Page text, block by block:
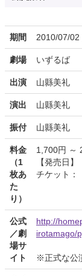
期間 2010/07/02
劇場 いずるば
出演 山縣美礼
演出 山縣美礼
振付 山縣美礼
料金
（1
枚あ
た
り）
1,700円 ～
【発売日】
チケット
公式
／劇
場サ
イト
http://
irotamago/
※正式な公